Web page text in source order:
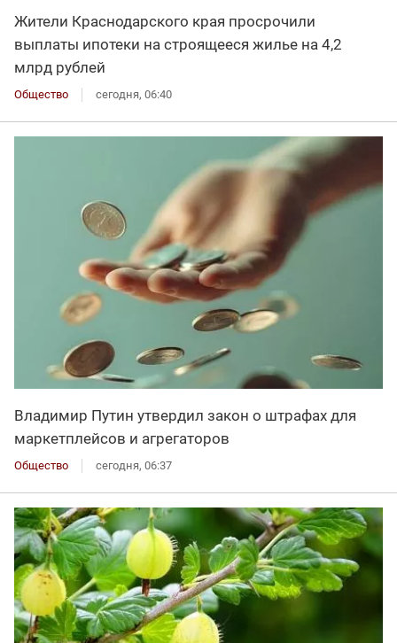
Жители Краснодарского края просрочили
выплаты ипотеки на строящееся жилье на 4,2
млрд рублей
Общество сегодня, 06:40
Владимир Путин утвердил закон о штрафах для
маркетплейсов и агрегаторов
Общество сегодня, 06:37